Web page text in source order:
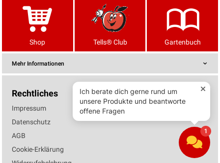
Shop Tells® Club Gartenbuch
Mehr Informationen
Rechtliches
Impressum
Datenschutz
AGB
Cookie-Erklärung